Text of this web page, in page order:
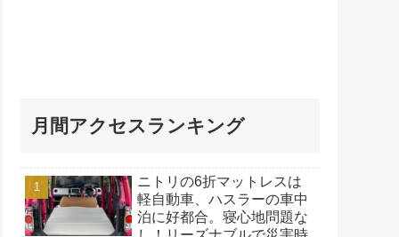
月間アクセスランキング
ニトリの6折マットレスは
軽自動車、ハスラーの車中
泊に好都合。寝心地問題な